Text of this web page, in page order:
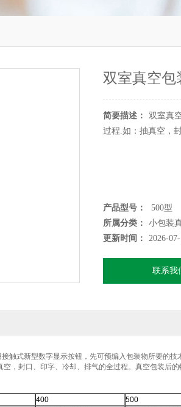
双室真空包
简要描述：
双室真
过程.如：抽真空，
产品型号：
500型
所属分类：
小包装
更新时间：
2026-
联系我
触式新型数字显示按钮，先可预编入包装物所要的
，封口、印字、冷却、排气的全过程。真空包装后
400 500